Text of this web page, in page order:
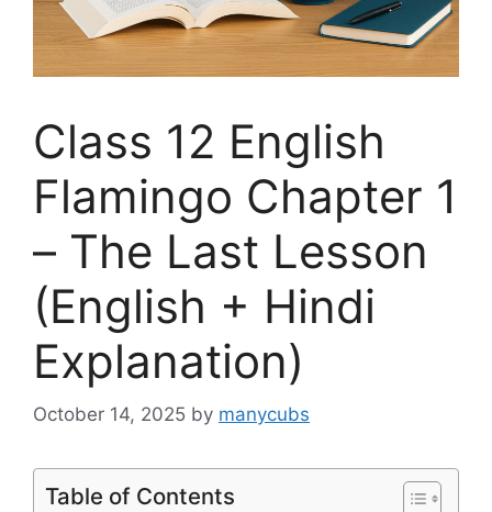
Class 12 English
Flamingo Chapter 1
– The Last Lesson
(English + Hindi
Explanation)
October 14, 2025 by manycubs
Table of Contents